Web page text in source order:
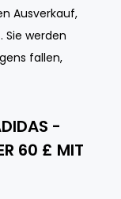
Ausverkauf,
Sie werden
fallen,
-
60 £ MIT